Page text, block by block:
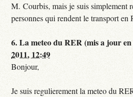
M. Courbis, mais je suis simplement
personnes qui rendent le transport en
6.La meteo du RER (mis a jour
2011, 12:49
Bonjour,
Je suis regulierement la meteo du